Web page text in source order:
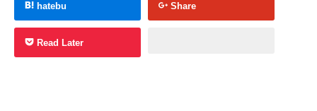
hatebu Share
Read Later